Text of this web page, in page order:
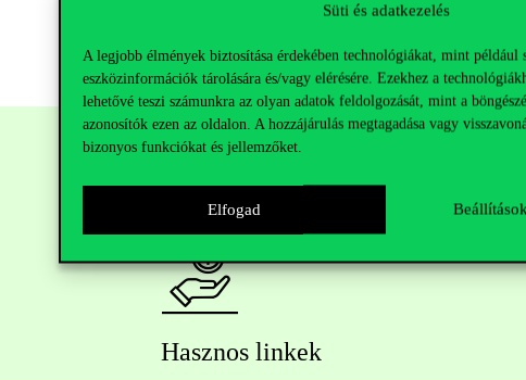
Süti és adatkezelés
A legjobb élmények biztosítása érdekében technológiákat, mint például
eszközinformációk tárolására és/vagy elérésére. Ezekhez a
lehetővé teszi számunkra az olyan adatok feldolgozását, mint a
azonosítók ezen az oldalon. A hozzájárulás megtagadása vagy
bizonyos funkciókat és jellemzőket.
Elfogad
Hasznos linkek